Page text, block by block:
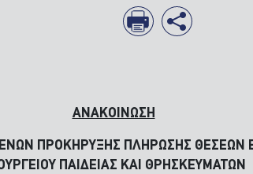
ΑΝΑΚΟΙΝΩΣΗ
ΠΡΟΚΗΡΥΞΗΣ ΠΛΗΡΩΣΗΣ ΘΕΣΕΩΝ
ΠΑΙΔΕΙΑΣ ΚΑΙ ΘΡΗΣΚΕΥΜΑΤΩΝ